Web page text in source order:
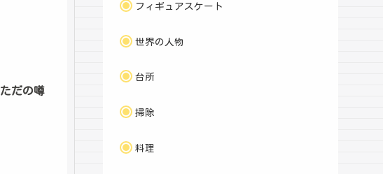
ただの噂
フィギュアスケート
世界の人物
台所
掃除
料理